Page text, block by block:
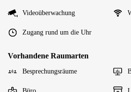
Videoüberwachung
Zugang rund um die Uhr
Vorhandene Raumarten
Besprechungsräume